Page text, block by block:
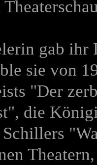
gab ihr
sie von
"Der
die